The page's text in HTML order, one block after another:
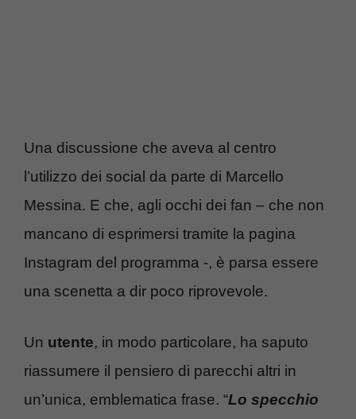
Una discussione che aveva al centro
l’utilizzo dei social da parte di Marcello
Messina. E che, agli occhi dei fan – che non
mancano di esprimersi tramite la pagina
Instagram del programma -, è parsa essere
una scenetta a dir poco riprovevole.
Un utente, in modo particolare, ha saputo
riassumere il pensiero di parecchi altri in
un’unica, emblematica frase. “Lo specchio